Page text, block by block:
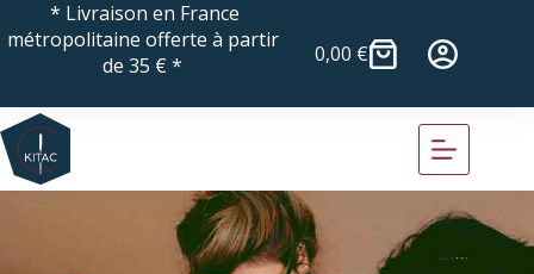
* Livraison en France
métropolitaine offerte à partir
de 35 € *
0,00 €